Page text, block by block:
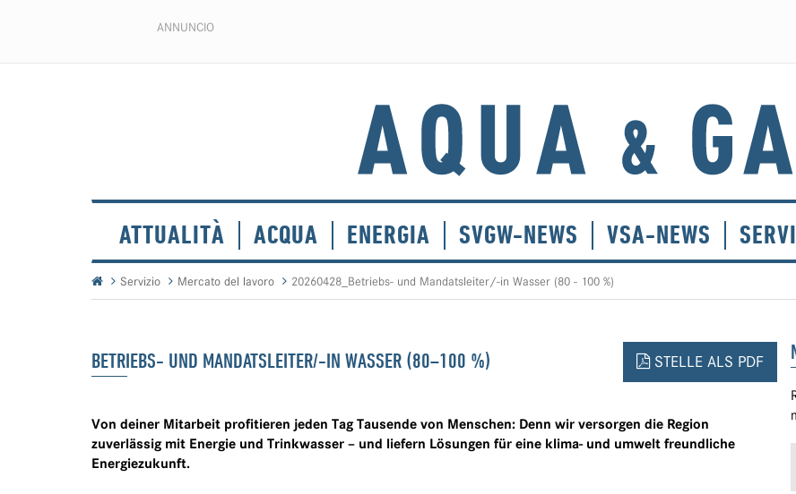
ANNUNCIO
ATTUALITÀ ACQUA ENERGIA SVGW-NEWS VSA-NEWS
Servizio Mercato del lavoro 20260428_Betriebs- und Mandatsleiter/-in Wasser (80 - 100 %)
BETRIEBS- UND MANDATSLEITER/-IN WASSER (80–100 %) STELLE ALS PDF
Von deiner Mitarbeit profitieren jeden Tag Tausende von Menschen: Denn wir versorgen die Region
zuverlässig mit Energie und Trinkwasser – und liefern Lösungen für eine klima- und umwelt freundliche
Energiezukunft.